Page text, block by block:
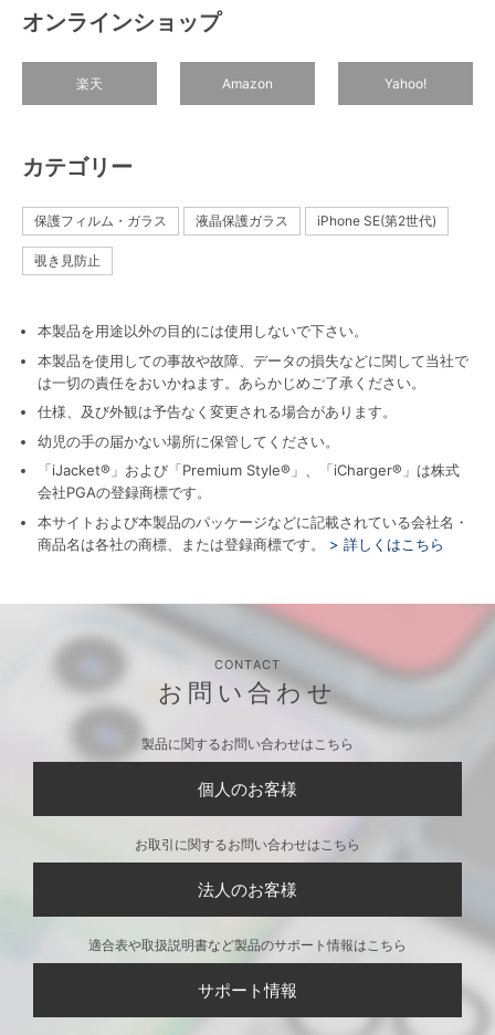
オンラインショップ
楽天 Amazon Yahoo!
カテゴリー
保護フィルム・ガラス 液晶保護ガラス iPhone SE(第2世代)
覗き見防止
本製品を用途以外の目的には使用しないで下さい。
本製品を使用しての事故や故障、データの損失などに関して当社で
は一切の責任をおいかねます。あらかじめご了承ください。
仕様、及び外観は予告なく変更される場合があります。
幼児の手の届かない場所に保管してください。
「iJacket®」および「Premium Style®」、「iCharger®」は株式
会社PGAの登録商標です。
本サイトおよび本製品のパッケージなどに記載されている会社名・
商品名は各社の商標、または登録商標です。
> 詳しくはこちら
CONTACT
お問い合わせ
製品に関するお問い合わせはこちら
個人のお客様
お取引に関するお問い合わせはこちら
法人のお客様
適合表や取扱説明書など製品のサポート情報はこちら
サポート情報